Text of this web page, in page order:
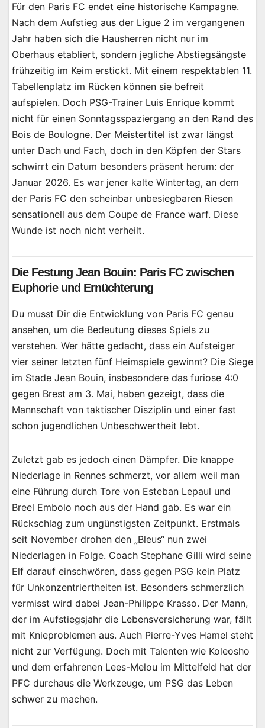
Für den Paris FC endet eine historische Kampagne.
Nach dem Aufstieg aus der Ligue 2 im vergangenen
Jahr haben sich die Hausherren nicht nur im
Oberhaus etabliert, sondern jegliche Abstiegsängste
frühzeitig im Keim erstickt. Mit einem respektablen 11.
Tabellenplatz im Rücken können sie befreit
aufspielen. Doch PSG-Trainer Luis Enrique kommt
nicht für einen Sonntagsspaziergang an den Rand des
Bois de Boulogne. Der Meistertitel ist zwar längst
unter Dach und Fach, doch in den Köpfen der Stars
schwirrt ein Datum besonders präsent herum: der
Januar 2026. Es war jener kalte Wintertag, an dem
der Paris FC den scheinbar unbesiegbaren Riesen
sensationell aus dem Coupe de France warf. Diese
Wunde ist noch nicht verheilt.
Die Festung Jean Bouin: Paris FC zwischen
Euphorie und Ernüchterung
Du musst Dir die Entwicklung von Paris FC genau
ansehen, um die Bedeutung dieses Spiels zu
verstehen. Wer hätte gedacht, dass ein Aufsteiger
vier seiner letzten fünf Heimspiele gewinnt? Die Siege
im Stade Jean Bouin, insbesondere das furiose 4:0
gegen Brest am 3. Mai, haben gezeigt, dass die
Mannschaft von taktischer Disziplin und einer fast
schon jugendlichen Unbeschwertheit lebt.
Zuletzt gab es jedoch einen Dämpfer. Die knappe
Niederlage in Rennes schmerzt, vor allem weil man
eine Führung durch Tore von Esteban Lepaul und
Breel Embolo noch aus der Hand gab. Es war ein
Rückschlag zum ungünstigsten Zeitpunkt. Erstmals
seit November drohen den „Bleus“ nun zwei
Niederlagen in Folge. Coach Stephane Gilli wird seine
Elf darauf einschwören, dass gegen PSG kein Platz
für Unkonzentriertheiten ist. Besonders schmerzlich
vermisst wird dabei Jean-Philippe Krasso. Der Mann,
der im Aufstiegsjahr die Lebensversicherung war, fällt
mit Knieproblemen aus. Auch Pierre-Yves Hamel steht
nicht zur Verfügung. Doch mit Talenten wie Koleosho
und dem erfahrenen Lees-Melou im Mittelfeld hat der
PFC durchaus die Werkzeuge, um PSG das Leben
schwer zu machen.